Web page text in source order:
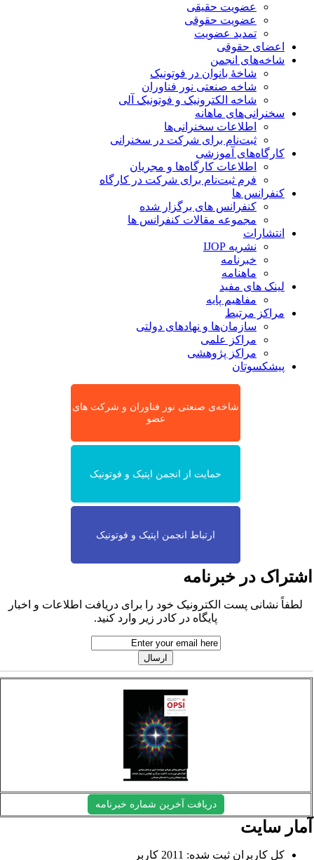
عضویت حقیقی
عضویت حقوقی
تمدید عضویت
اعضای حقوقی
شاخه‌های انجمن
شاخۀ بانوان در فوتونیک
شاخه صنعتی نور فناوران
شاخه‌ الکترونیک و فوتونیک آلی
سخنرانی‌های ماهانه
اطلاعات سخنرانی‌‌ها
ثبت‌نام برای شرکت در سخنرانی
کارگاه‌های آموزشی
اطلاعات کارگاه‌ها و مجریان
فرم ثبت‌نام برای شرکت در کارگاه
کنفرانس ها
کنفرانس های برگزار شده
مجموعه مقالات کنفرانس ها
انتشارات
نشریه IJOP
خبرنامه
ماهنامه
لینک های مفید
مفاهیم پایه
مراکز مرتبط
سازمان‌ها و نهادهای دولتی
مراکز علمی
مراکز پژوهشی
پیشکسوتان
شاخه‌ی صنعتی نور فناوران و شرکت های
عضو
حمایت از انجمن اپتیک و فوتونیک
ارتباط انجمن اپتیک و فوتونیک
در خبرنامه
لطفاً نشانی پست الکترونیک خود را برای دریافت اطلاعات و اخبار
پایگاه در کادر زیر وارد کنید.
دریافت آخرین شماره خبرنامه
سایت
کل کاربران ثبت شده: 2011 کاربر